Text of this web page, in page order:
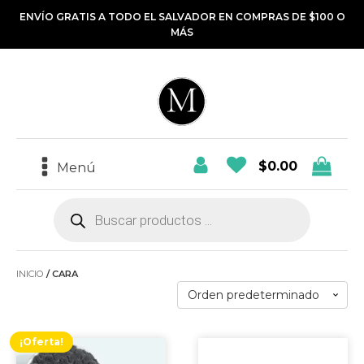
ENVÍO GRATIS A TODO EL SALVADOR EN COMPRAS DE $100 O
MÁS
Menú $0.00
Búsqueda
INICIO / CARA
¡Oferta!